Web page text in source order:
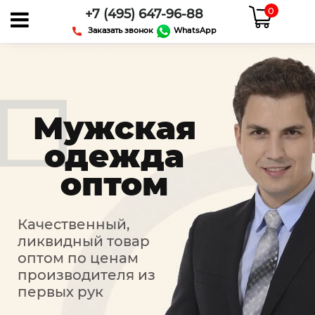
+7 (495) 647-96-88
Заказать звонок WhatsApp
0
Мужская
одежда
оптом
Качественный,
ликвидный товар
оптом по ценам
производителя из
первых рук